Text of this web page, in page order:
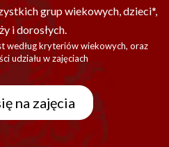
grup wiekowych, dzieci*,
i dorosłych.
według kryteriów wiekowych, oraz
udziału w zajęciach
na zajęcia